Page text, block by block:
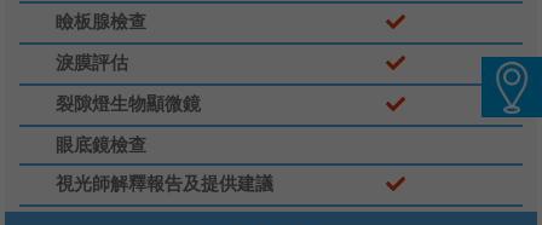
瞼板腺檢查
淚膜評估
裂隙燈生物顯微鏡
眼底鏡檢查
視光師解釋報告及提供建議